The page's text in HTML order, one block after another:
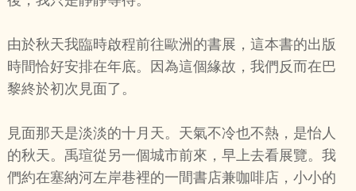
由於秋天我臨時啟程前往歐洲的書展，這本書的出版
時間恰好安排在年底。因為這個緣故，我們反而在巴
黎終於初次見面了。
見面那天是淡淡的十月天。天氣不冷也不熱，是怡人
的秋天。禹瑄從另一個城市前來，早上去看展覽。我
們約在塞納河左岸巷裡的一間書店兼咖啡店，小小的